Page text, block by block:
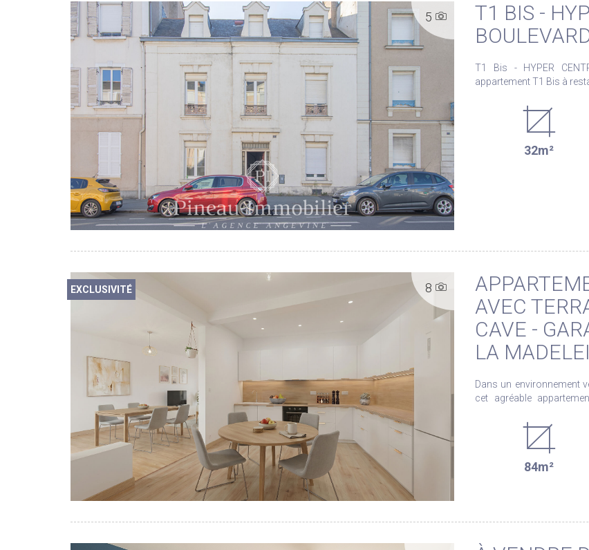
5
T1 BIS -
T1 Bis - HYPER CENTRE /
appartement T1 Bis à
kitchenette, une chambre, une
direct des transports en
organiser une visite. Les informations sur les risques auxquels ce bien est exposé sont
32m²
8
EXCLUSIVITÉ
AVEC
CAVE -
LA
Dans un environnement
cet agréable
au long de la journée. Entièrement rénové avec soin, ce bien offre des prestations
actuelles et ne nécessite
cuisine aménagée et
moderne ainsi que d'un WC indépendant.
terrasse offrant une vue
d'importants travaux
84m²